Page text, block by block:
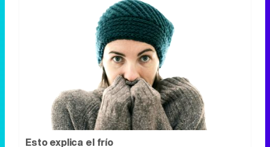
Esto explica el frío
¿Te pasa que por la noche sientes más
frío sin motivo?